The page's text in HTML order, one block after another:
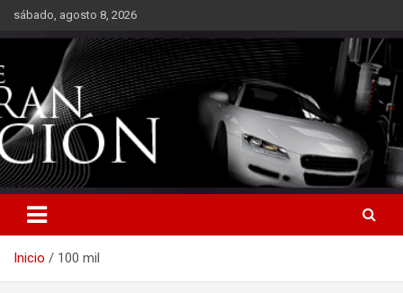
Saltarsábado, agosto 8, 2026
Inicio 100 mil